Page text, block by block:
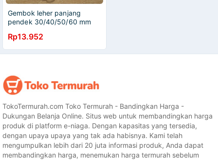
Gembok leher panjang
pendek 30/40/50/60 mm
Rp13.952
TokoTermurah.com Toko Termurah - Bandingkan Harga -
Dukungan Belanja Online. Situs web untuk membandingkan harga
produk di platform e-niaga. Dengan kapasitas yang tersedia,
dengan upaya upaya yang tak ada habisnya. Kami telah
mengumpulkan lebih dari 20 juta informasi produk, Anda dapat
membandingkan harga, menemukan harga termurah sebelum